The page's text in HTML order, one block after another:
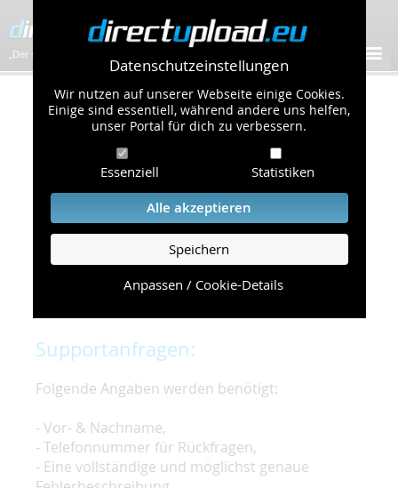
Datenschutzeinstellungen
Wir nutzen auf unserer Webseite einige Cookies.
Einige sind essentiell, während andere uns helfen,
unser Portal für dich zu verbessern.
Essenziell Statistiken
Alle akzeptieren
Speichern
Anpassen / Cookie-Details
„Der schnellste Bilder-Hoster im Web!”
Kontakt & Support
Um eine schnelle und unkomplizierte
Bearbeitung Ihres Problems zu gewährleisten,
bitten wir Sie,
folgende Punkte zu beachten und einzuhalten.
Die schnellste Hilfe finden Sie auf unserer
Seite, die die häufig gestellten Fragen
Supportanfragen:
Folgende Angaben werden benötigt:
- Vor- & Nachname,
- Telefonnummer für Rückfragen,
- Eine vollständige und möglichst genaue